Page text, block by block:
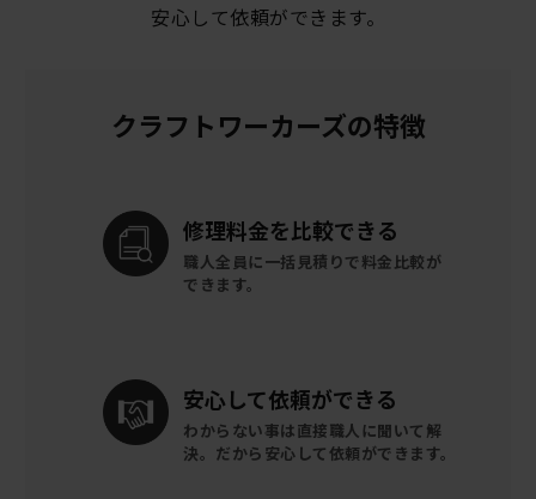
安心して依頼ができます。
クラフトワーカーズの特徴
修理料金を比較できる
職人全員に一括見積りで料金比較が
できます。
安心して依頼ができる
わからない事は直接職人に聞いて解
決。 だから安心して依頼ができます。